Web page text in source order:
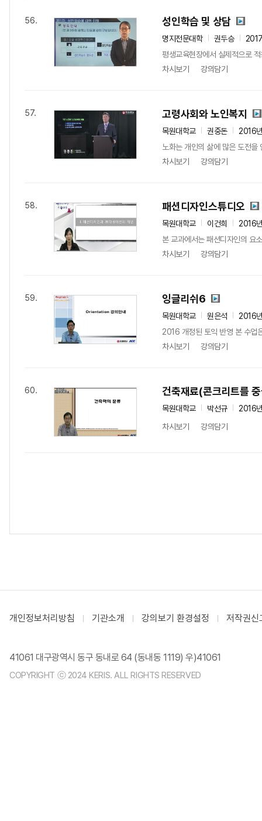
56. 성인학습 및 상담
명지전문대학 권두승
평생교육현장에서 실제적으로
차시보기
강의담기
57. 고령사회와 노인복지
목원대학교 권중돈
2016
노화는 개인의 삶에 많은 도전
차시보기
강의담기
58. 패션디자인스튜디오
목원대학교 이건희
2016
본 교과에서는 패션디자인의 요
차시보기
강의담기
59. 잉글리쉬6
목원대학교 원은석
2016
2016 개정된 토익 반영 본 수업
차시보기
강의담기
60. 건축재료(콘크리트를
목원대학교 박선규
2016
차시보기
강의담기
개인정보처리방침 기관소개 강의보기 환경설정 저작권신
41061 대구광역시 동구 동내로 64 (동내동 1119) 우)41061
COPYRIGHT ⓒ 2024 KERIS. ALL RIGHTS RESERVED